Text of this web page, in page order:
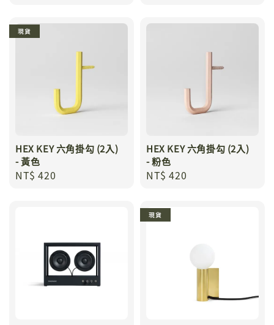
現貨
HEX KEY 六角掛勾 (2入)
- 黃色
Regular
NT$ 420
HEX KEY 六角掛勾 (2入)
- 粉色
Regular
NT$ 420
現貨